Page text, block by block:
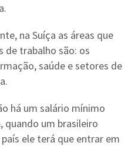
na Suíça as áreas que
de trabalho são: os
saúde e setores de
há um salário mínimo
quando um brasileiro
ele terá que entrar em